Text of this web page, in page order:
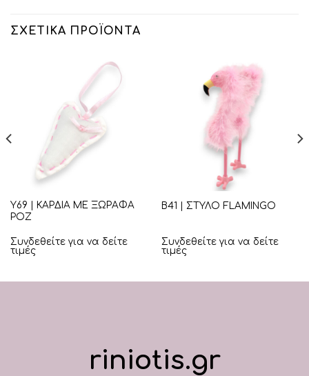
ΣΧΕΤΙΚΆ ΠΡΟΪΌΝΤΑ
Υ69 | ΚΑΡΔΙΑ ΜΕ ΞΩΡΑΦΑ
ΡΟΖ
Συνδεθείτε για να δείτε
τιμές
Β41 | ΣΤΥΛΟ FLAMINGO
Συνδεθείτε για να δείτε
τιμές
riniotis.gr